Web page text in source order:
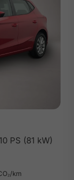
PS (81 kW)
km